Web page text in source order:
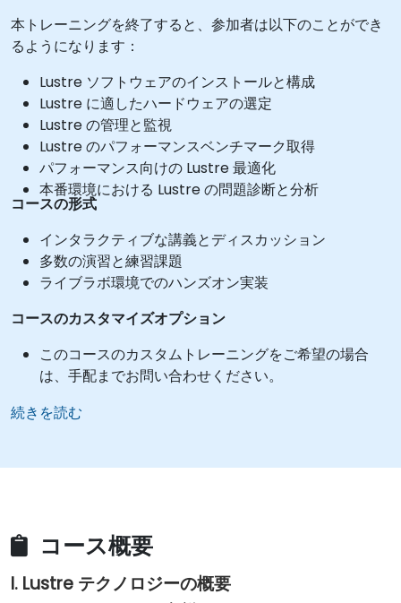
本トレーニングを終了すると、参加者は以下のことができ
るようになります：
Lustre ソフトウェアのインストールと構成
Lustre に適したハードウェアの選定
Lustre の管理と監視
Lustre のパフォーマンスベンチマーク取得
パフォーマンス向けの Lustre 最適化
本番環境における Lustre の問題診断と分析
コースの形式
インタラクティブな講義とディスカッション
多数の演習と練習課題
ライブラボ環境でのハンズオン実装
コースのカスタマイズオプション
このコースのカスタムトレーニングをご希望の場合
は、手配までお問い合わせください。
続きを読む
コース概要
I. Lustre テクノロジーの概要